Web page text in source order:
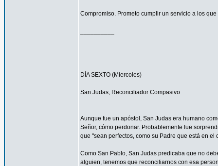
Compromiso. Prometo cumplir un servicio a los
DÍA SEXTO (Miercoles)
San Judas, Reconciliador Compasivo
Aunque fue un apóstol, San Judas era humano
Señor, cómo perdonar. Probablemente fue
que "sean perfectos, como su Padre que está en el
Como San Pablo, San Judas predicaba que no
alguien, tenemos que reconciliarnos con esa